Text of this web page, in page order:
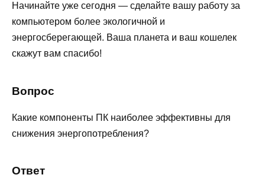
Начинайте уже сегодня — сделайте вашу работу за
компьютером более экологичной и
энергосберегающей. Ваша планета и ваш кошелек
скажут вам спасибо!
Вопрос
Какие компоненты ПК наиболее эффективны для
снижения энергопотребления?
Ответ